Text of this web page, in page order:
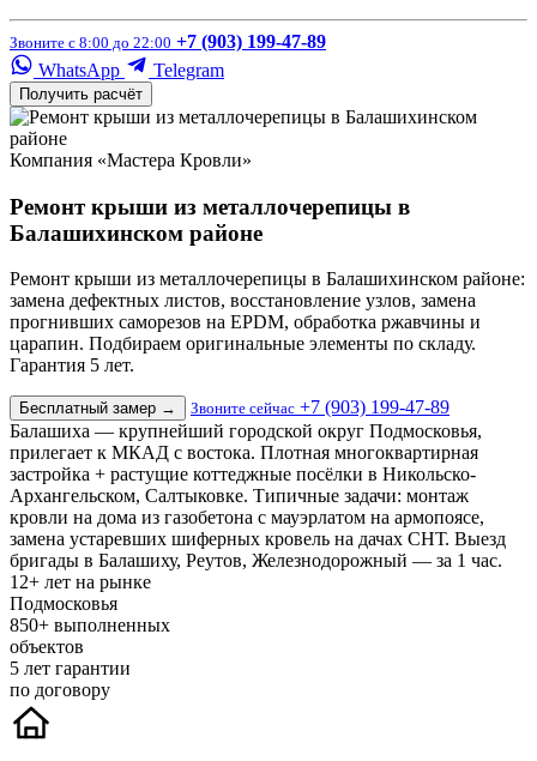
Звоните с 8:00 до 22:00 +7 (903) 199-47-89
WhatsApp
Telegram
Получить расчёт
Компания «Мастера Кровли»
Ремонт крыши из металлочерепицы в
Балашихинском районе
Ремонт крыши из металлочерепицы в Балашихинском районе:
замена дефектных листов, восстановление узлов, замена
прогнивших саморезов на EPDM, обработка ржавчины и
царапин. Подбираем оригинальные элементы по складу.
Гарантия 5 лет.
Бесплатный замер → Звоните сейчас +7 (903) 199-47-89
Балашиха — крупнейший городской округ Подмосковья,
прилегает к МКАД с востока. Плотная многоквартирная
застройка + растущие коттеджные посёлки в Никольско-
Архангельском, Салтыковке. Типичные задачи: монтаж
кровли на дома из газобетона с мауэрлатом на армопоясе,
замена устаревших шиферных кровель на дачах СНТ. Выезд
бригады в Балашиху, Реутов, Железнодорожный — за 1 час.
12+ лет на рынке
Подмосковья
850+ выполненных
объектов
5 лет гарантии
по договору